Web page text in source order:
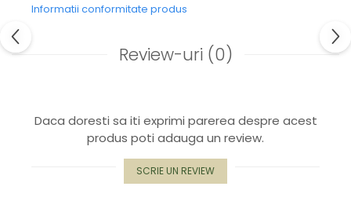
Produse zero waste
Săculeț de depozitare pentru pâine
Ambalaj cu ceară de albine pentru
Dischete cosmetice
Capac textil pentru vase și farfurii
Prosop de bucătărie "NU-hârtie"
Suport pentru tacâmuri de călătorie
Informatii conformitate produs
Review-uri (0)
Daca doresti sa iti exprimi parerea despre acest
produs poti adauga un review.
SCRIE UN REVIEW